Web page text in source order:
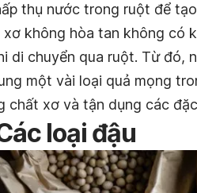
thụ nước trong ruột để
xơ không hòa tan không có
di chuyển qua ruột. Từ đó,
một vài loại quả mọng
chất xơ và tận dụng các
loại đậu